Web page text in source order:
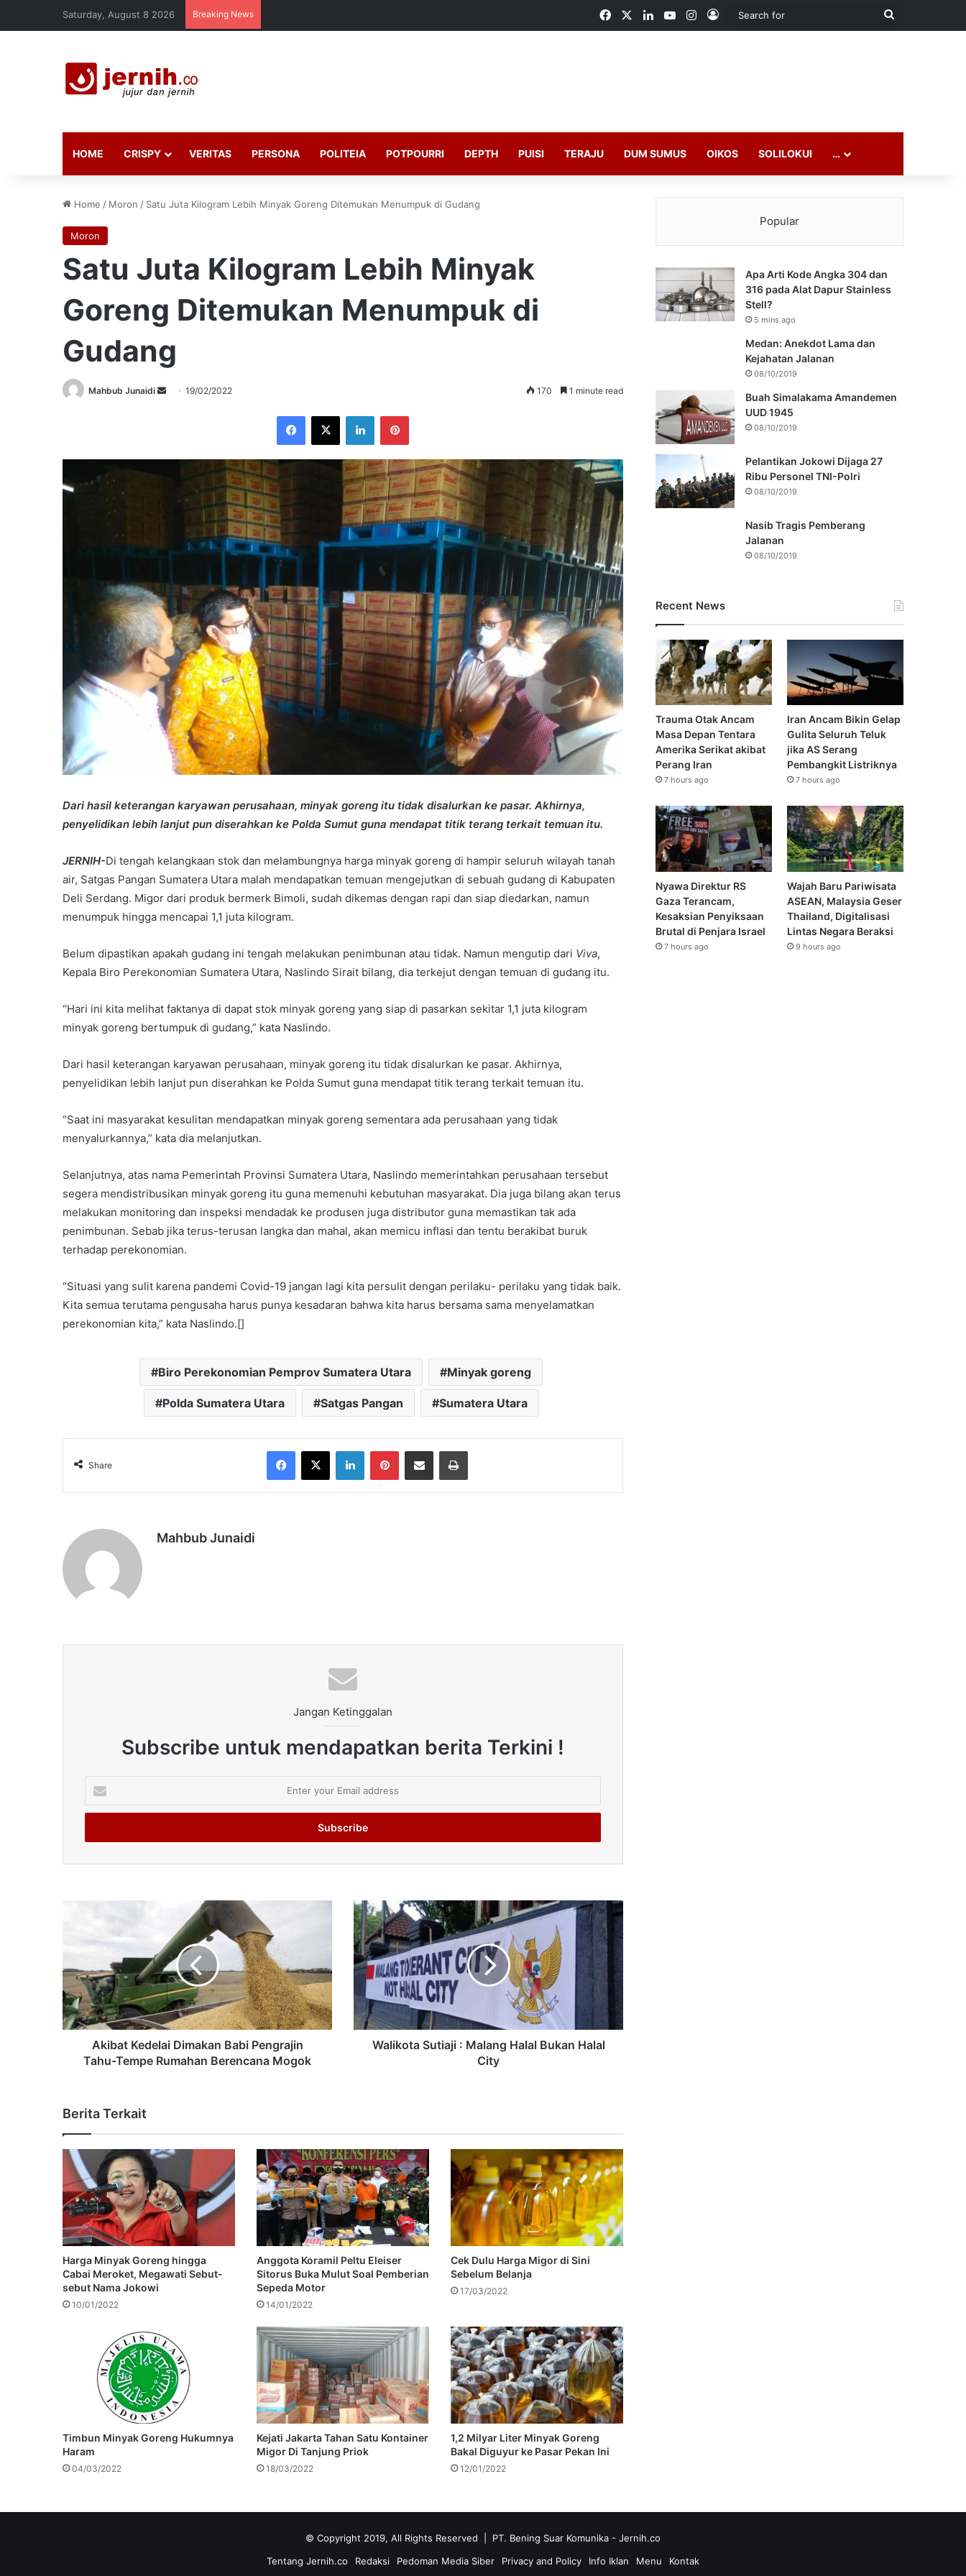
Saturday, August 8 2026 Breaking News FacebookLinkedInYouTubeInstagram
Log In
Search
HOME CRISPY VERITAS PERSONA POLITEIA POTPOURRI DEPTH PUISI TERAJU DUM SUMUS OIKOS SOLILOKUI …
Home / Moron / Satu Juta Kilogram Lebih Minyak Goreng Ditemukan Menumpuk di Gudang
Moron
Satu Juta Kilogram Lebih Minyak
Goreng Ditemukan Menumpuk di
Gudang
Mahbub Junaidi
Send19/02/2022 170 1 minute read
Facebook
X LinkedInPinterest
Dari hasil keterangan karyawan perusahaan, minyak goreng itu tidak disalurkan ke pasar. Akhirnya,
penyelidikan lebih lanjut pun diserahkan ke Polda Sumut guna mendapat titik terang terkait temuan itu.
JERNIH-Di tengah kelangkaan stok dan melambungnya harga minyak goreng di hampir seluruh wilayah tanah
air, Satgas Pangan Sumatera Utara malah mendapatkan temuan mengejutkan di sebuah gudang di Kabupaten
Deli Serdang. Migor dari produk bermerk Bimoli, sudah dikemas dengan rapi dan siap diedarkan, namun
menumpuk hingga mencapai 1,1 juta kilogram.
Belum dipastikan apakah gudang ini tengah melakukan penimbunan atau tidak. Namun mengutip dari Viva,
Kepala Biro Perekonomian Sumatera Utara, Naslindo Sirait bilang, dia terkejut dengan temuan di gudang itu.
“Hari ini kita melihat faktanya di dapat stok minyak goreng yang siap di pasarkan sekitar 1,1 juta kilogram
minyak goreng bertumpuk di gudang,” kata Naslindo.
Dari hasil keterangan karyawan perusahaan, minyak goreng itu tidak disalurkan ke pasar. Akhirnya,
penyelidikan lebih lanjut pun diserahkan ke Polda Sumut guna mendapat titik terang terkait temuan itu.
“Saat ini masyarakat kesulitan mendapatkan minyak goreng sementara ada perusahaan yang tidak
menyalurkannya,” kata dia melanjutkan.
Selanjutnya, atas nama Pemerintah Provinsi Sumatera Utara, Naslindo memerintahkan perusahaan tersebut
segera mendistribusikan minyak goreng itu guna memenuhi kebutuhan masyarakat. Dia juga bilang akan terus
melakukan monitoring dan inspeksi mendadak ke produsen juga distributor guna memastikan tak ada
penimbunan. Sebab jika terus-terusan langka dan mahal, akan memicu inflasi dan tentu berakibat buruk
terhadap perekonomian.
“Situasi yang sulit karena pandemi Covid-19 jangan lagi kita persulit dengan perilaku- perilaku yang tidak baik.
Kita semua terutama pengusaha harus punya kesadaran bahwa kita harus bersama sama menyelamatkan
perekonomian kita,” kata Naslindo.[]
Biro Perekonomian Pemprov Sumatera Utara Minyak goreng
Polda Sumatera Utara Satgas Pangan Sumatera Utara
Share
Facebook
X LinkedInPinterestShare via Email Print
Mahbub Junaidi
Jangan Ketinggalan
Subscribe untuk mendapatkan berita Terkini !
your
Email
Akibat Kedelai Dimakan Babi Pengrajin
Tahu-Tempe Rumahan Berencana Mogok
Walikota Sutiaji : Malang Halal Bukan Halal
City
Berita Terkait
Harga Minyak Goreng hingga
Cabai Meroket, Megawati Sebut-
sebut Nama Jokowi
10/01/2022
Anggota Koramil Peltu Eleiser
Sitorus Buka Mulut Soal Pemberian
Sepeda Motor
14/01/2022
Cek Dulu Harga Migor di Sini
Sebelum Belanja
17/03/2022
Timbun Minyak Goreng Hukumnya
Haram
04/03/2022
Kejati Jakarta Tahan Satu Kontainer
Migor Di Tanjung Priok
18/03/2022
1,2 Milyar Liter Minyak Goreng
Bakal Diguyur ke Pasar Pekan Ini
12/01/2022
Popular
Apa Arti Kode Angka 304 dan
316 pada Alat Dapur Stainless
Stell?
5 mins ago
Medan: Anekdot Lama dan
Kejahatan Jalanan
08/10/2019
Buah Simalakama Amandemen
UUD 1945
08/10/2019
Pelantikan Jokowi Dijaga 27
Ribu Personel TNI-Polri
08/10/2019
Nasib Tragis Pemberang
Jalanan
08/10/2019
Recent News
Trauma Otak Ancam
Masa Depan Tentara
Amerika Serikat akibat
Perang Iran
7 hours ago
Iran Ancam Bikin Gelap
Gulita Seluruh Teluk
jika AS Serang
Pembangkit Listriknya
7 hours ago
Nyawa Direktur RS
Gaza Terancam,
Kesaksian Penyiksaan
Brutal di Penjara Israel
7 hours ago
Wajah Baru Pariwisata
ASEAN, Malaysia Geser
Thailand, Digitalisasi
Lintas Negara Beraksi
9 hours ago
© Copyright 2019, All Rights Reserved | PT. Bening Suar Komunika - Jernih.co
Tentang Jernih.co
Redaksi Pedoman Media Siber Privacy and Policy Info Iklan Menu Kontak